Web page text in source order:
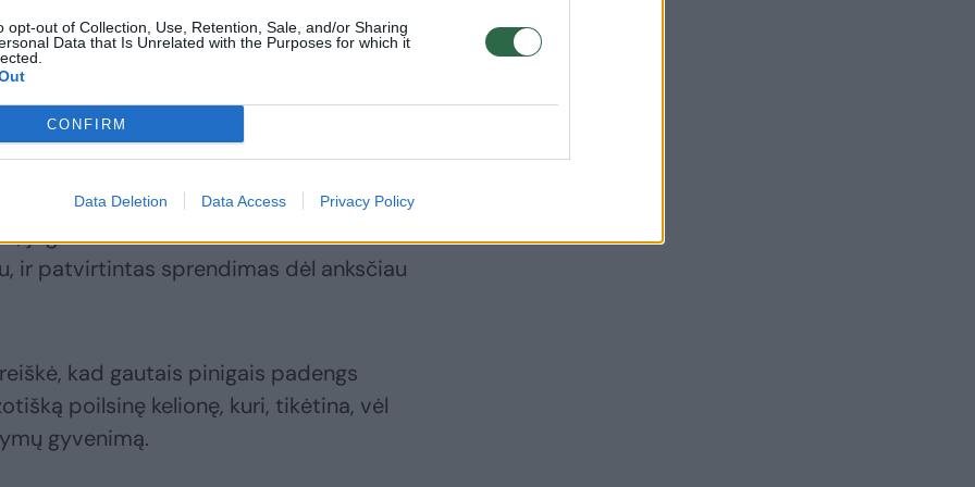
opt-out of Collection, Use, Retention, Sale, and/or Sharing
Data that Is Unrelated with the Purposes for which it
CONFIRM
Data Deletion Data Access Privacy Policy
kaltininkas, ir draudimo firma. Jie
hormonų audrų kankinamas
gali turėti natūraliai.
išsprendė nukentėjusiojo naudai.
jog minimas amžius nėra kliūtis
ir patvirtintas sprendimas dėl anksčiau
kad gautais pinigais padengs
poilsinę kelionę, kuri, tikėtina, vėl
gyvenimą.